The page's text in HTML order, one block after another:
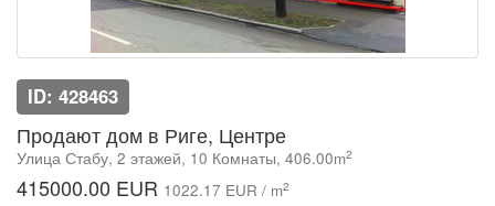
ID: 428463
Продают дом в Риге, Центре
Улица Стабу, 2 этажей, 10 Комнаты, 406.00m2
415000.00 EUR 1022.17 EUR / m2